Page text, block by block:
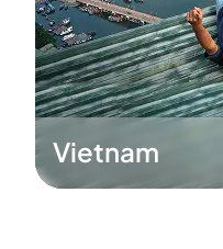
Vietnam